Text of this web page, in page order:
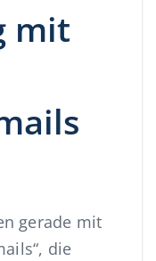
mit
gerade mit
die